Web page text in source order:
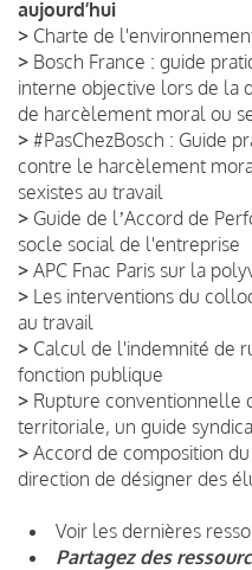
aujourd’hui
> Charte de
> Bosch France : guide
interne objective lors de la
de harcèlement moral ou
> #PasChezBosch : Guide
contre le harcèlement
sexistes au travail
> Guide de lʼAccord de
socle social de l'entreprise
> APC Fnac Paris sur la
> Les interventions du
au travail
> Calcul de l'indemnité de
fonction publique
> Rupture conventionnelle
territoriale, un guide
> Accord de composition
direction de désigner des
Voir les dernières
Partagez des